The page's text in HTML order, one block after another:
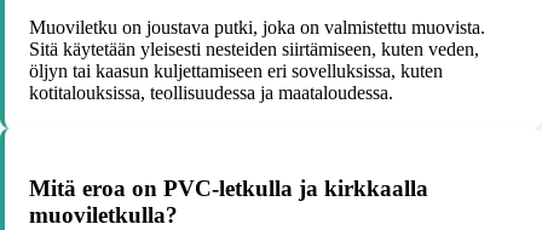
Muoviletku on joustava putki, joka on valmistettu muovista.
Sitä käytetään yleisesti nesteiden siirtämiseen, kuten veden,
öljyn tai kaasun kuljettamiseen eri sovelluksissa, kuten
kotitalouksissa, teollisuudessa ja maataloudessa.
Mitä eroa on PVC-letkulla ja kirkkaalla
muoviletkulla?